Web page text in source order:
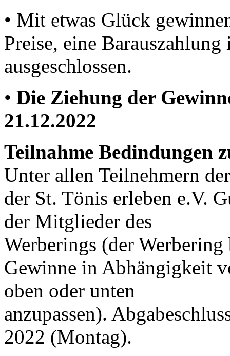
• Mit etwas Glück
Preise, eine Barauszahlung
ausgeschlossen.
• Die Ziehung der
21.12.2022
Teilnahme Bedindungen
Unter allen Teilnehmern
der St. Tönis erleben e.V.
der Mitglieder des
Werberings (der
Gewinne in Abhängigkeit
oben oder unten
anzupassen).
2022 (Montag).